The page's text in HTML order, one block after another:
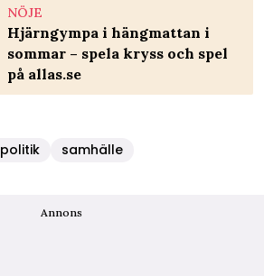
NÖJE
Hjärngympa i hängmattan i
sommar – spela kryss och spel
på allas.se
politik samhälle
Annons